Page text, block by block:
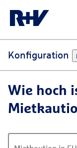
Konfiguration
Wie hoch